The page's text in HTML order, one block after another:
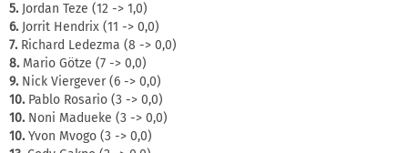
5.Jordan Teze (12 -> 1,0)
6.Jorrit Hendrix (11 -> 0,0)
7.Richard Ledezma (8 -> 0,0)
8.Mario Götze (7 -> 0,0)
9.Nick Viergever (6 -> 0,0)
10.Pablo Rosario (3 -> 0,0)
10.Noni Madueke (3 -> 0,0)
10.Yvon Mvogo (3 -> 0,0)